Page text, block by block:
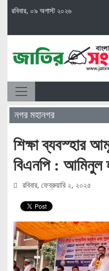
রবিবার, ০৯ অগাস্ট ২০২৬
নগর মহানগর
শিক্ষা ব্যবস্হার
বিএনপি : আমিনুল
রবিবার, ফেব্রুয়ারি ২, ২০২৫